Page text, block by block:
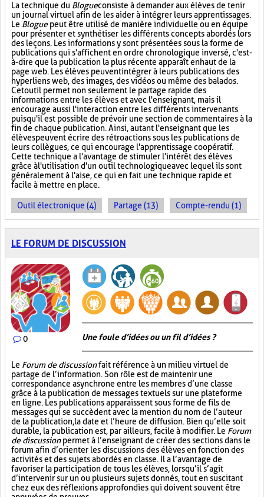
La technique du Blogueconsiste à demander aux élèves de tenir
un journal virtuel afin de les aider à intégrer leurs apprentissages.
Le Bloguepeut être utilisé de manière individuelle ou en équipe
pour présenter et synthétiser les différents concepts abordés lors
des leçons. Les informations y sont présentées sous la forme de
publications qui s'affichent en ordre chronologique inversé, c'est-
à-dire que la publication la plus récente apparaît en haut de la
page web. Les élèves peuvent intégrer à leurs publications des
hyperliens web, des images, des vidéos ou même des balados.
Cet outil permet non seulement le partage rapide des
informations entre les élèves et avec l'enseignant, mais il
encourage aussi l'interaction entre les différents intervenants
puisqu'il est possible de prévoir une section de commentaires à la
fin de chaque publication. Ainsi, autant l'enseignant que les
élèves peuvent écrire des rétroactions sous les publications de
leurs collègues, ce qui encourage l'apprentissage coopératif.
Cette technique a l'avantage de stimuler l'intérêt des élèves
grâce à l'utilisation d'un outil technologique avec lequel ils sont
généralement à l'aise, ce qui en fait une technique rapide et
facile à mettre en place.
Outil électronique (4) Partage (13) Compte-rendu (1)
LE FORUM DE DISCUSSION
0 Une foule d’idées ou un fil d’idées ?
Le Forum de discussionfait référence à un milieu virtuel de
partage de l’information. Son rôle est de maintenir une
correspondance asynchrone entre les membres d’une classe
grâce à la publication de messages textuels sur une plateforme
en ligne. Les publications apparaissent sous forme de fils de
messages qui se succèdent avec la mention du nom de l’auteur
de la publication, la date et l’heure de diffusion. Bien qu’elle soit
durable, la publication est, par ailleurs, facile à modifier. Le Forum
de discussionpermet à l’enseignant de créer des sections dans le
forum afin d’orienter les discussions des élèves en fonction des
activités et des sujets abordés en classe. Il a l’avantage de
favoriser la participation de tous les élèves, lorsqu’il s’agit
d’intervenir sur un ou plusieurs sujets donnés, tout en suscitant
chez eux des réflexions approfondies qui doivent souvent être